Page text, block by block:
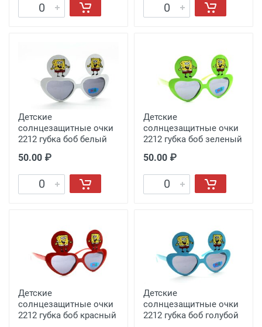
Детские
солнцезащитные очки
2212 губка боб белый
50.00 ₽
Детские
солнцезащитные очки
2212 губка боб зеленый
50.00 ₽
Детские
солнцезащитные очки
2212 губка боб красный
Детские
солнцезащитные очки
2212 губка боб голубой